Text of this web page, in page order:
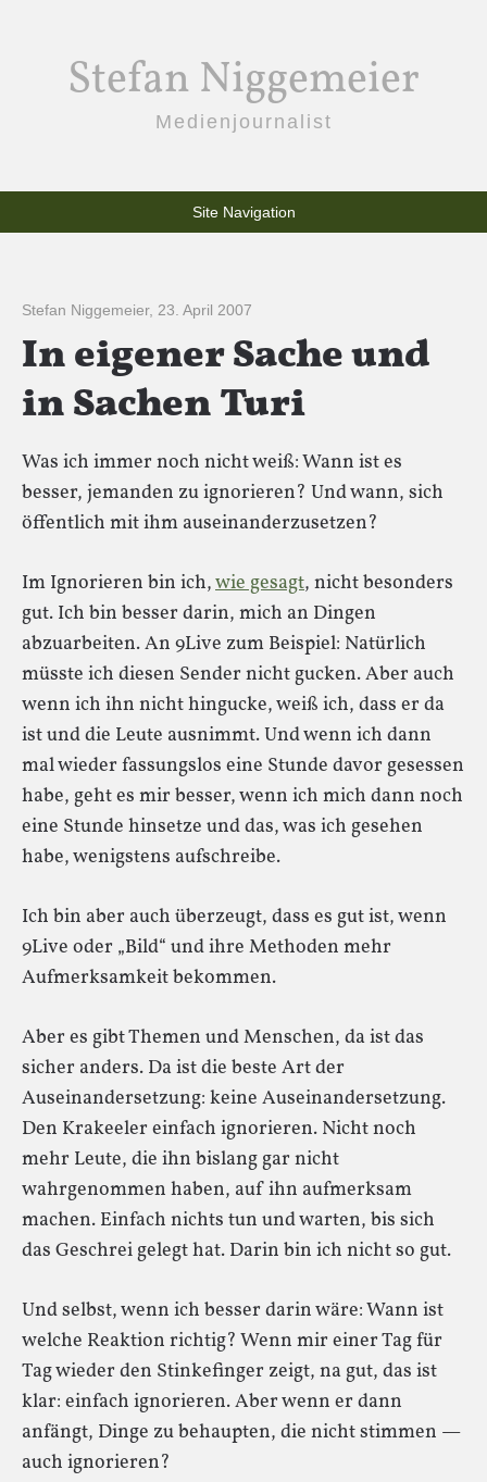
Stefan Niggemeier
Medienjournalist
Site Navigation
Stefan Niggemeier, 23. April 2007
In eigener Sache und
in Sachen Turi
Was ich immer noch nicht weiß: Wann ist es
besser, jemanden zu ignorieren? Und wann, sich
öffentlich mit ihm auseinanderzusetzen?
Im Ignorieren bin ich,wie gesagt, nicht besonders
gut. Ich bin besser darin, mich an Dingen
abzuarbeiten. An 9Live zum Beispiel: Natürlich
müsste ich diesen Sender nicht gucken. Aber auch
wenn ich ihn nicht hingucke, weiß ich, dass er da
ist und die Leute ausnimmt. Und wenn ich dann
mal wieder fassungslos eine Stunde davor gesessen
habe, geht es mir besser, wenn ich mich dann noch
eine Stunde hinsetze und das, was ich gesehen
habe, wenigstens aufschreibe.
Ich bin aber auch überzeugt, dass es gut ist, wenn
9Live oder „Bild“ und ihre Methoden mehr
Aufmerksamkeit bekommen.
Aber es gibt Themen und Menschen, da ist das
sicher anders. Da ist die beste Art der
Auseinandersetzung: keine Auseinandersetzung.
Den Krakeeler einfach ignorieren. Nicht noch
mehr Leute, die ihn bislang gar nicht
wahrgenommen haben, auf ihn aufmerksam
machen. Einfach nichts tun und warten, bis sich
das Geschrei gelegt hat. Darin bin ich nicht so gut.
Und selbst, wenn ich besser darin wäre: Wann ist
welche Reaktion richtig? Wenn mir einer Tag für
Tag wieder den Stinkefinger zeigt, na gut, das ist
klar: einfach ignorieren. Aber wenn er dann
anfängt, Dinge zu behaupten, die nicht stimmen —
auch ignorieren?